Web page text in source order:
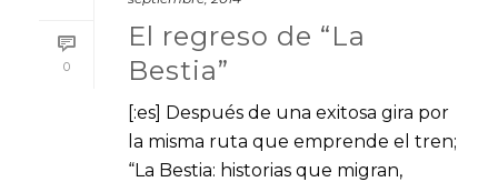
0
El regreso de “La
Bestia”
[:es] Después de una exitosa gira por
la misma ruta que emprende el tren;
“La Bestia: historias que migran,